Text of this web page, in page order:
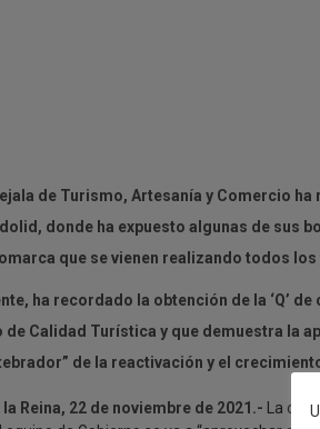
de Turismo, Artesanía y Comercio
donde ha expuesto algunas de sus
que se vienen realizando todos
ha recordado la obtención de la ‘Q’
de Calidad Turística y que demuestra la
de la reactivación y el
Reina, 22 de noviembre de 2021.- La